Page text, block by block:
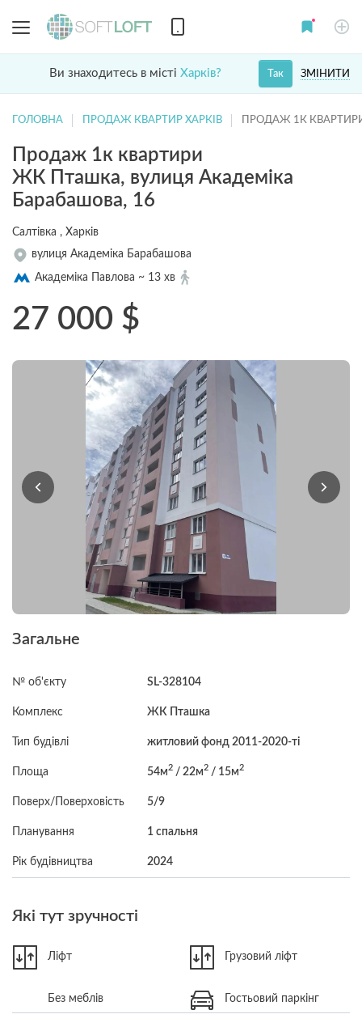
Ви знаходитесь в місті Харків? ЗМІНИТИ
Так
ГОЛОВНА ПРОДАЖ КВАРТИР ХАРКІВ ПРОДАЖ 1К
Продаж 1к квартири
ЖК Пташка, вулиця Академіка
Барабашова, 16
Салтівка , Харків
вулиця Академіка Барабашова
Академіка Павлова ~ 13 хв
27 000 $
Загальне
№ об'єкту SL-328104
Комплекс ЖК Пташка
Тип будівлі житловий фонд 2011-2020-ті
Площа 54м2 / 22м2 / 15м2
Поверх/Поверховість 5/9
Планування 1 спальня
Рік будівництва 2024
Які тут зручності
Ліфт Грузовий ліфт
Без меблів Гостьовий паркінг